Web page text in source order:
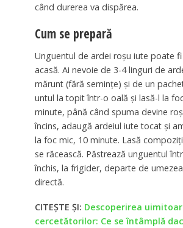
când durerea va dispărea.
Cum se prepară
Unguentul de ardei roşu iute poate
acasă. Ai nevoie de 3-4 linguri de
mărunt (fără seminţe) şi de un
untul la topit într-o oală şi lasă-l la
minute, până când spuma devine
încins, adaugă ardeiul iute tocat şi
la foc mic, 10 minute. Lasă
se răcească. Păstrează unguentul
închis, la frigider, departe de
directă.
CITEȘTE ȘI: Descoperirea
cercetătorilor: Ce se întâmplă